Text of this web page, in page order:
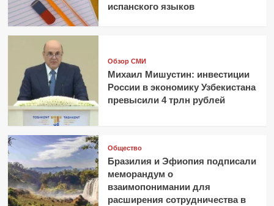
испанского языков
Обзор СМИ
Михаил Мишустин: инвестиции
России в экономику Узбекистана
превысили 4 трлн рублей
Общество
Бразилия и Эфиопия подписали
меморандум о
взаимопонимании для
расширения сотрудничества в